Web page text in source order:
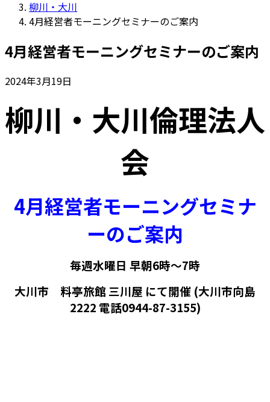
柳川・大川
4月経営者モーニングセミナーのご案内
4月経営者モーニングセミナーのご案内
2024年3月19日
柳川・大川倫理法人
会
4月経営者モーニングセミナ
ーのご案内
毎週水曜日 早朝6時～7時
大川市 料亭旅館 三川屋 にて開催 (大川市向島
2222 電話0944-87-3155)